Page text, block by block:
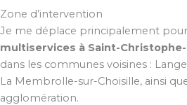
Zone d’intervention
Je me déplace principalement
multiservices à Saint-
dans les communes voisines :
La Membrolle-sur-Choisille, ainsi
agglomération.